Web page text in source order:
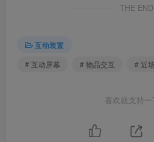
THE END
互动装置
# 互动屏幕
# 物品交互 # 近
喜欢就支持